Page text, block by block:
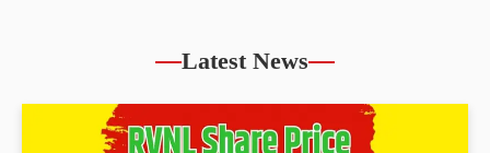
Latest News